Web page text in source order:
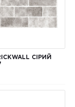
СІРИЙ